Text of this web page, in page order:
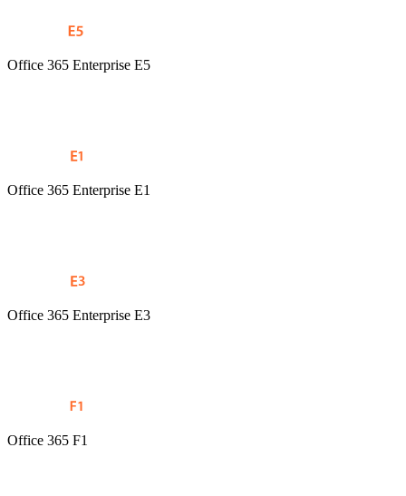
Office 365 Enterprise E5
Office 365 Enterprise E1
Office 365 Enterprise E3
Office 365 F1